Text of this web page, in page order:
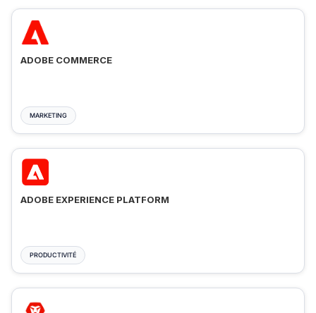
ADOBE COMMERCE
MARKETING
ADOBE EXPERIENCE PLATFORM
PRODUCTIVITÉ